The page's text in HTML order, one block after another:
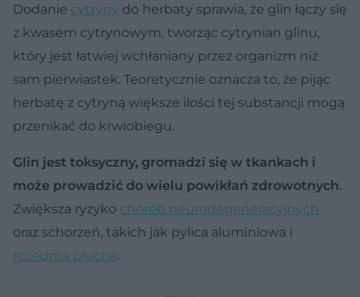
Dodanie cytryny do herbaty sprawia, że glin łączy się
z kwasem cytrynowym, tworząc cytrynian glinu,
który jest łatwiej wchłaniany przez organizm niż
sam pierwiastek. Teoretycznie oznacza to, że pijąc
herbatę z cytryną większe ilości tej substancji mogą
przenikać do krwiobiegu.
Glin jest toksyczny, gromadzi się w tkankach i
może prowadzić do wielu powikłań zdrowotnych.
Zwiększa ryzyko chorób neurodegeneracyjnych
oraz schorzeń, takich jak pylica aluminiowa i
rozedma płucna.